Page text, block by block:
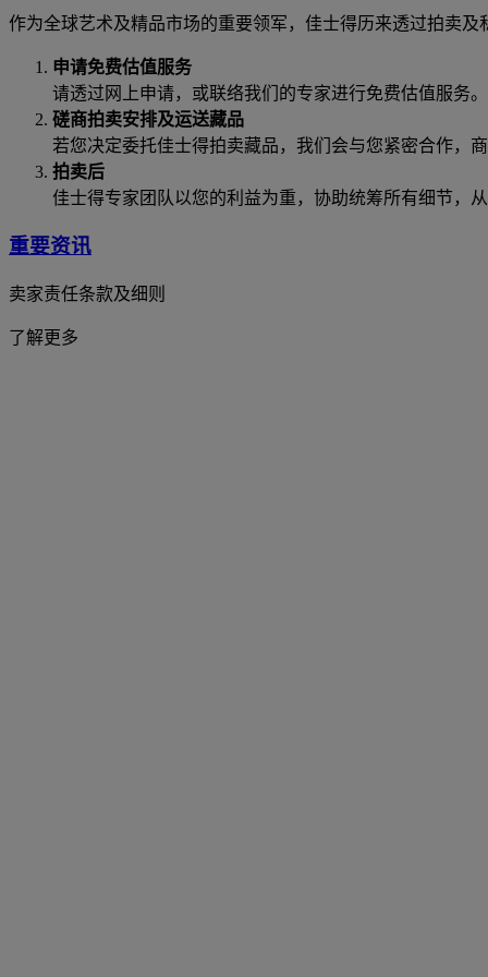
作为全球艺术及精品市场的重要领军，佳士得历来透过拍卖
申请免费估值服务
请透过网上申请，或联络我们的专家进行免费估值服务
磋商拍卖安排及运送藏品
若您决定委托佳士得拍卖藏品，我们会与您紧密合作，
拍卖后
佳士得专家团队以您的利益为重，协助统筹所有细节，
重要资讯
卖家责任条款及细则
了解更多